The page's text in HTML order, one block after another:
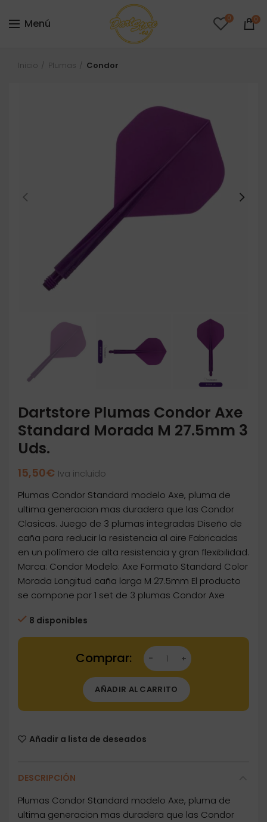
Menú 0 0
Inicio Plumas Condor
Dartstore Plumas Condor Axe
Standard Morada M 27.5mm 3
Uds.
15,50€ Iva incluido
Plumas Condor Standard modelo Axe, pluma de
ultima generacion mas duradera que las Condor
Clasicas. Juego de 3 plumas integradas Diseño de
caña para reducir la resistencia al aire Fabricadas
en un polímero de alta resistencia y gran flexibilidad.
Marca: Condor Modelo: Axe Formato Standard Color
Morada Longitud caña larga M 27.5mm El producto
se compone por 1 set de 3 plumas Condor Axe
8 disponibles
Dartstore Plumas Condor Axe Standard
AÑADIR AL CARRITO
Añadir a lista de deseados
DESCRIPCIÓN
Plumas Condor Standard modelo Axe, pluma de
ultima generacion mas duradera que las Condor